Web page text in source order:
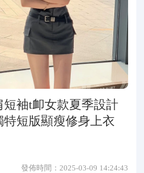
短袖t卹女款夏季設計
特短版顯瘦修身上衣
發佈時間：2025-03-09 14:24:43